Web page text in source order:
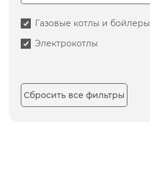
Газовые котлы и бойлеры
Электрокотлы
Сбросить все фильтры